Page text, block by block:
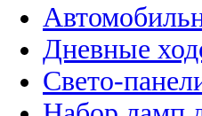
Дневные
Свето-